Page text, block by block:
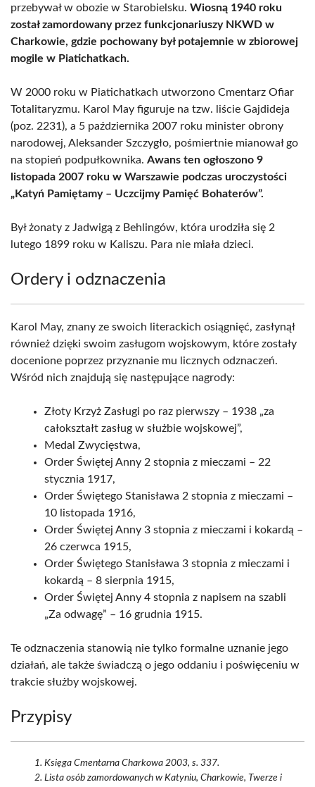
przebywał w obozie w Starobielsku. Wiosną 1940 roku
został zamordowany przez funkcjonariuszy NKWD w
Charkowie, gdzie pochowany był potajemnie w zbiorowej
mogile w Piatichatkach.
W 2000 roku w Piatichatkach utworzono Cmentarz Ofiar
Totalitaryzmu. Karol May figuruje na tzw. liście Gajdideja
(poz. 2231), a 5 października 2007 roku minister obrony
narodowej, Aleksander Szczygło, pośmiertnie mianował go
na stopień podpułkownika. Awans ten ogłoszono 9
listopada 2007 roku w Warszawie podczas uroczystości
„Katyń Pamiętamy – Uczcijmy Pamięć Bohaterów”.
Był żonaty z Jadwigą z Behlingów, która urodziła się 2
lutego 1899 roku w Kaliszu. Para nie miała dzieci.
Ordery i odznaczenia
Karol May, znany ze swoich literackich osiągnięć, zasłynął
również dzięki swoim zasługom wojskowym, które zostały
docenione poprzez przyznanie mu licznych odznaczeń.
Wśród nich znajdują się następujące nagrody:
Złoty Krzyż Zasługi po raz pierwszy – 1938 „za
całokształt zasług w służbie wojskowej”,
Medal Zwycięstwa,
Order Świętej Anny 2 stopnia z mieczami – 22
stycznia 1917,
Order Świętego Stanisława 2 stopnia z mieczami –
10 listopada 1916,
Order Świętej Anny 3 stopnia z mieczami i kokardą –
26 czerwca 1915,
Order Świętego Stanisława 3 stopnia z mieczami i
kokardą – 8 sierpnia 1915,
Order Świętej Anny 4 stopnia z napisem na szabli
„Za odwagę” – 16 grudnia 1915.
Te odznaczenia stanowią nie tylko formalne uznanie jego
działań, ale także świadczą o jego oddaniu i poświęceniu w
trakcie służby wojskowej.
Przypisy
Księga Cmentarna Charkowa 2003, s. 337.
Lista osób zamordowanych w Katyniu, Charkowie, Twerze i